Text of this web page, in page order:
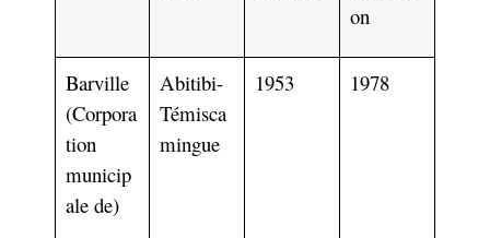
on
Barville
(Corpora
tion
municip
ale de)
Abitibi-
Témisca
mingue
1953 1978